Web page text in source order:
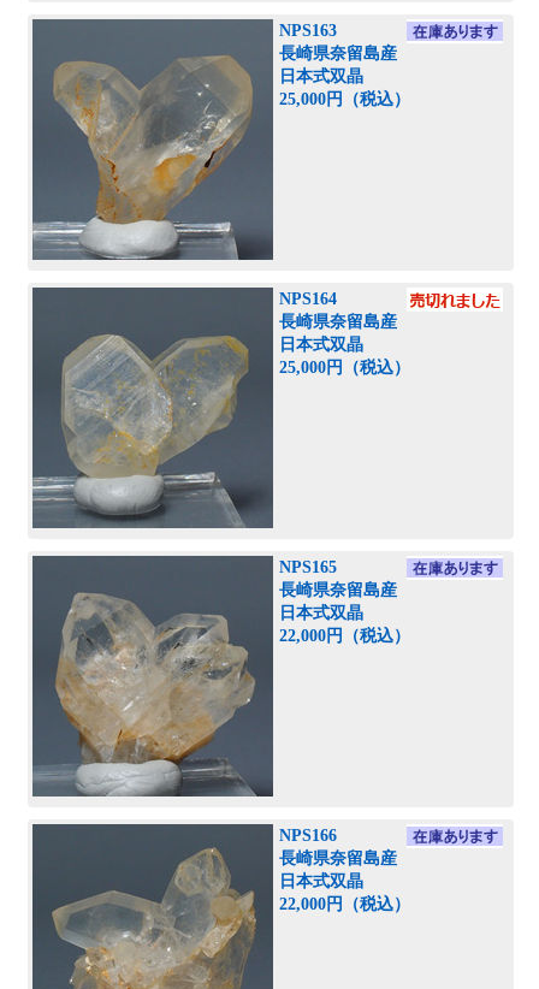
NPS163
長崎県奈留島産
日本式双晶
25,000円（税込）
NPS164
長崎県奈留島産
日本式双晶
25,000円（税込）
NPS165
長崎県奈留島産
日本式双晶
22,000円（税込）
NPS166
長崎県奈留島産
日本式双晶
22,000円（税込）